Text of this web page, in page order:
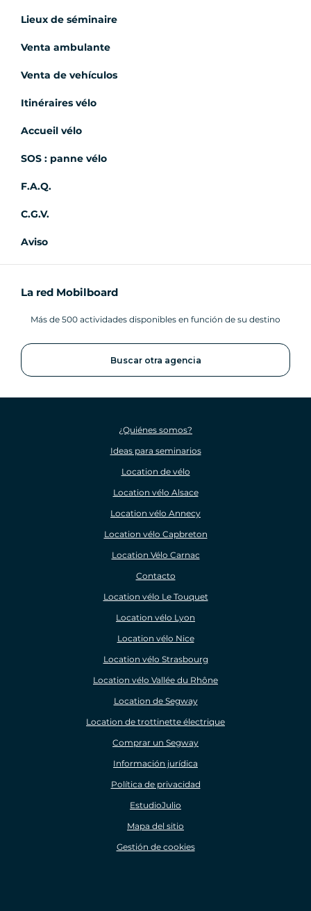
Lieux de séminaire
Venta ambulante
Venta de vehículos
Itinéraires vélo
Accueil vélo
SOS : panne vélo
F.A.Q.
C.G.V.
Aviso
La red Mobilboard
Más de 500 actividades disponibles en función de su destino
Buscar otra agencia
¿Quiénes somos?
Ideas para seminarios
Location de vélo
Location vélo Alsace
Location vélo Annecy
Location vélo Capbreton
Location Vélo Carnac
Contacto
Location vélo Le Touquet
Location vélo Lyon
Location vélo Nice
Location vélo Strasbourg
Location vélo Vallée du Rhône
Location de Segway
Location de trottinette électrique
Comprar un Segway
Información jurídica
Política de privacidad
EstudioJulio
Mapa del sitio
Gestión de cookies